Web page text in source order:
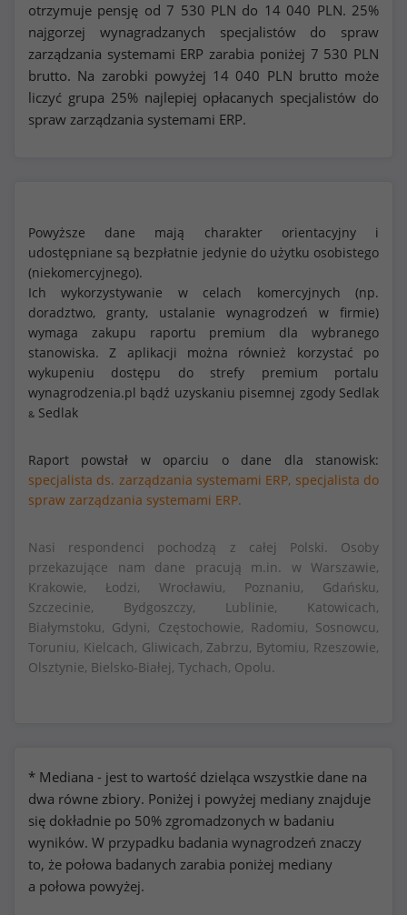
otrzymuje pensję od7 530 PLN do 14 040 PLN. 25%
najgorzej wynagradzanych specjalistów do spraw
zarządzania systemami ERP zarabia poniżej 7 530 PLN
brutto. Na zarobki powyżej 14 040 PLN brutto może
liczyć grupa 25% najlepiej opłacanych specjalistów do
spraw zarządzania systemami ERP.
Powyższe dane mają charakter orientacyjny i
udostępniane są bezpłatnie jedynie do użytku osobistego
(niekomercyjnego).
Ich wykorzystywanie w celach komercyjnych (np.
doradztwo, granty, ustalanie wynagrodzeń w firmie)
wymaga zakupu raportu premium dla wybranego
stanowiska. Z aplikacji można również korzystać po
wykupeniu dostępu do strefy premium portalu
wynagrodzenia.pl bądź uzyskaniu pisemnej zgody Sedlak
& Sedlak
Raport powstał w oparciu o dane dla stanowisk:
specjalista ds. zarządzania systemami ERP, specjalista do
spraw zarządzania systemami ERP.
Nasi respondenci pochodzą z całej Polski. Osoby
przekazujące nam dane pracują m.in. w Warszawie,
Krakowie, Łodzi, Wrocławiu, Poznaniu, Gdańsku,
Szczecinie, Bydgoszczy, Lublinie, Katowicach,
Białymstoku, Gdyni, Częstochowie, Radomiu, Sosnowcu,
Toruniu, Kielcach, Gliwicach, Zabrzu, Bytomiu, Rzeszowie,
Olsztynie, Bielsko-Białej, Tychach, Opolu.
* Mediana - jest to wartość dzieląca wszystkie dane na
dwa równe zbiory. Poniżej i powyżej mediany znajduje
się dokładnie po 50% zgromadzonych w badaniu
wyników. W przypadku badania wynagrodzeń znaczy
to, że połowa badanych zarabia poniżej mediany
a połowa powyżej.